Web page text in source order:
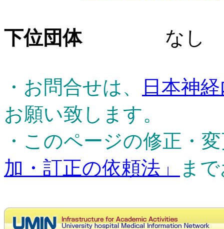
下位団体なし
・お問合せは、
日本神
お願い致します。
・このページの修正・
加・訂正の依頼法」
ま